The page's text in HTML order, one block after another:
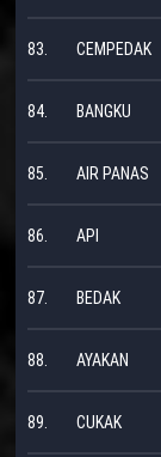
83. CEMPEDAK
84. BANGKU
85. AIR PANAS
86. API
87. BEDAK
88. AYAKAN
89. CUKAK